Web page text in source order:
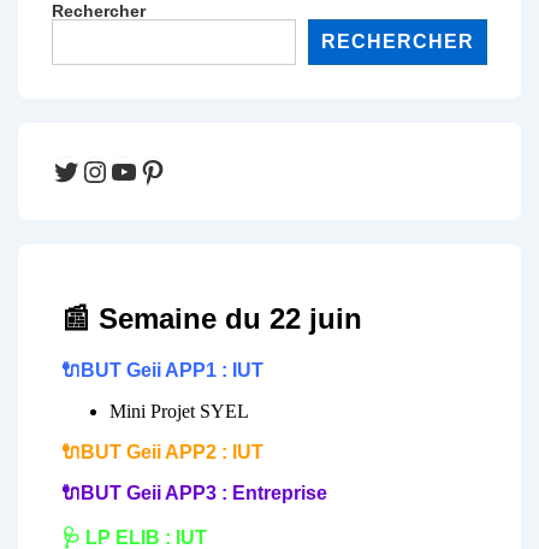
Rechercher
RECHERCHER
Twitter
Instagram
YouTube
Pinterest